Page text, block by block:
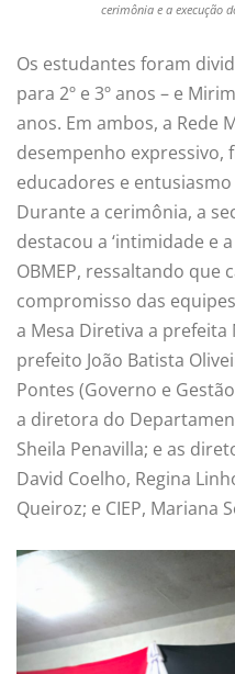
cerimônia e a execução
Os estudantes foram
para 2º e 3º anos – e
anos. Em ambos, a Rede
desempenho expressivo,
educadores e
Durante a cerimônia, a
destacou a ‘intimidade e
OBMEP, ressaltando que
compromisso das
a Mesa Diretiva a prefeita
prefeito João Batista
Pontes (Governo e
a diretora do
Sheila Penavilla; e as
David Coelho, Regina
Queiroz; e CIEP, Mariana